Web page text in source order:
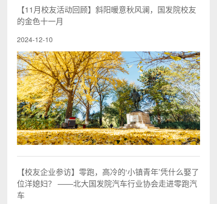
【11月校友活动回顾】斜阳暖意秋风澜，国发院校友
的金色十一月
2024-12-10
【校友企业参访】零跑，高冷的‘小镇青年’凭什么娶了
位洋媳妇？ ——北大国发院汽车行业协会走进零跑汽
车